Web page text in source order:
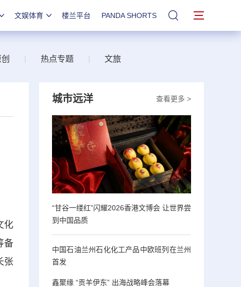
文娱体育 楼兰平台 PANDA SHORTS 站内搜索
热点专题 文旅
化
备
张
查看更多 >
城市远洋
“甘谷一缕红”闪耀2026香港文博会 让世界尝
到中国品质
中国石油兰州石化化工产品中欧班列在兰州
首发
鑫聚缘 “贡羊伊东” 出海战略峰会落幕